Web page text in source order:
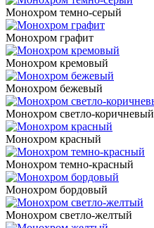
Монохром темно-серый
Монохром графит
Монохром кремовый
Монохром бежевый
Монохром светло-коричневый
Монохром красный
Монохром темно-красный
Монохром бордовый
Монохром светло-желтый